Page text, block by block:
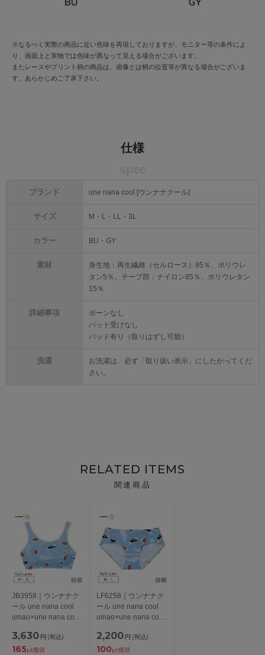
※なるべく実際の商品に近い色味を再現しておりますが、モニター等の条件によ
り、画面上と実物では色味が異なって見える場合がございます。
またレースやプリント柄の商品は、画像とは柄の位置等が異なる場合がございま
す。あらかじめご了承下さい。
仕様
ブランド une nana cool [ウンナナクール]
サイズ M・L・LL・3L
カラー BU・GY
素材
身生地：再生繊維（セルロース）95％、ポリウレ
タン5％、テープ部：ナイロン85％、ポリウレタン
15％
詳細事項
ボーンなし
パッド受けなし
パッド有り（取りはずし可能）
洗濯
お洗濯は、必ず「取り扱い表示」にしたがってくだ
さい。
RELATED ITEMS
関連商品
JB3958｜ウンナナク
ール une nana cool
umao×une nana cool
ンワイヤーブラ
M/L/LL/3L
3,630 円 (税込)
165pt獲得
LF6258｜ウンナナク
ール une nana cool
umao×une nana cool
スタンダードショーツ
M/L
2,200 円 (税込)
100pt獲得